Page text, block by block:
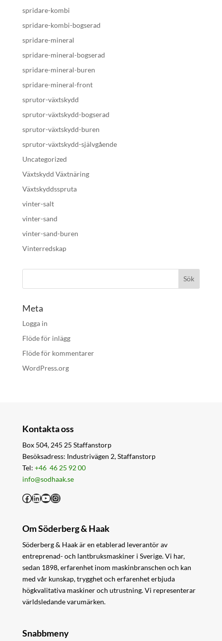
spridare-kombi
spridare-kombi-bogserad
spridare-mineral
spridare-mineral-bogserad
spridare-mineral-buren
spridare-mineral-front
sprutor-växtskydd
sprutor-växtskydd-bogserad
sprutor-växtskydd-buren
sprutor-växtskydd-självgående
Uncategorized
Växtskydd Växtnäring
Växtskyddsspruta
vinter-salt
vinter-sand
vinter-sand-buren
Vinterredskap
Meta
Logga in
Flöde för inlägg
Flöde för kommentarer
WordPress.org
Kontakta oss
Box 504, 245 25 Staffanstorp
Besöksadress: Industrivägen 2, Staffanstorp
Tel: +46 46 25 92 00
info@sodhaak.se
Facebook
LinkedIn
YouTube
Instagram
Om Söderberg & Haak
Söderberg & Haak är en etablerad leverantör av
entreprenad- och lantbruksmaskiner i Sverige. Vi har,
sedan 1898, erfarenhet inom maskinbranschen och kan
med vår kunskap, trygghet och erfarenhet erbjuda
högkvalitativa maskiner och utrustning. Vi representerar
världsledande varumärken.
Snabbmeny